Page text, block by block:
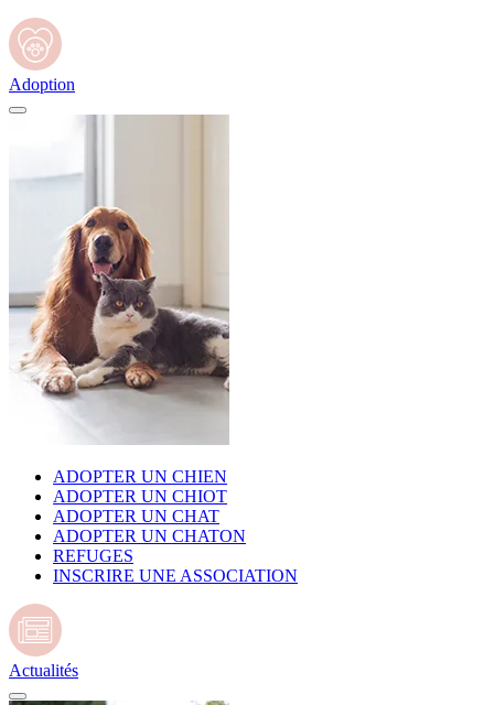
Adoption
ADOPTER UN CHIEN
ADOPTER UN CHIOT
ADOPTER UN CHAT
ADOPTER UN CHATON
REFUGES
INSCRIRE UNE ASSOCIATION
Actualités